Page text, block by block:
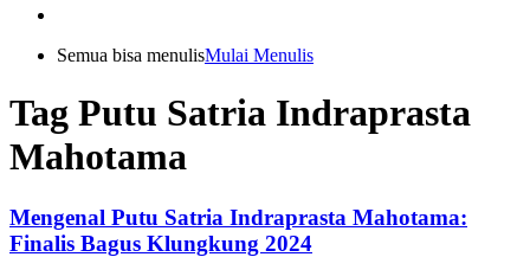
Semua bisa menulisMulai Menulis
Tag Putu Satria Indraprasta
Mahotama
Mengenal Putu Satria Indraprasta Mahotama:
Finalis Bagus Klungkung 2024